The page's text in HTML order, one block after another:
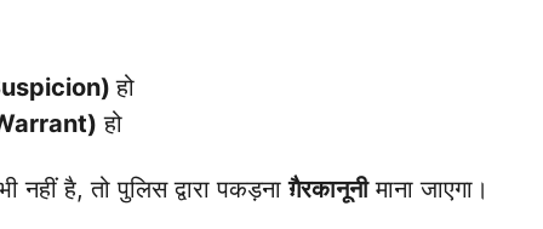
हो
हो
है, तो पुलिस द्वारा पकड़नाग़ैरकानूनीमाना जाएगा।